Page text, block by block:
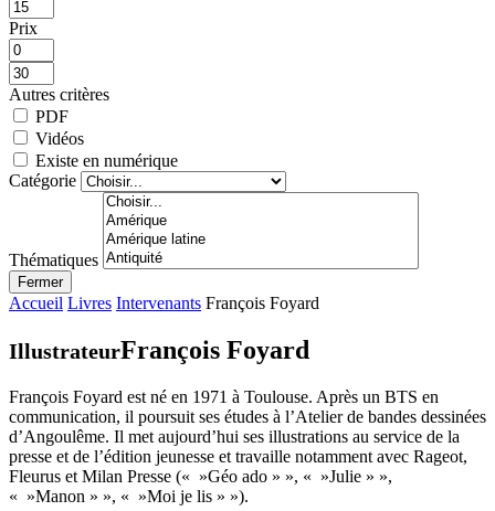
Prix
Autres critères
PDF
Vidéos
Existe en numérique
Catégorie
Thématiques
Fermer
Accueil Livres Intervenants François Foyard
IllustrateurFrançois Foyard
François Foyard est né en 1971 à Toulouse. Après un BTS en
communication, il poursuit ses études à l’Atelier de bandes dessinées
d’Angoulême. Il met aujourd’hui ses illustrations au service de la
presse et de l’édition jeunesse et travaille notamment avec Rageot,
Fleurus et Milan Presse (« »Géo ado » », « »Julie » »,
« »Manon » », « »Moi je lis » »).